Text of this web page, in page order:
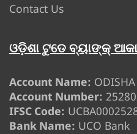
Contact Us
ଓଡ଼ିଶା ଟୁଡେ ବ୍ୟାଙ୍କ୍
Account Name:
Account Number:
IFSC Code:
Bank Name: UCO Bank